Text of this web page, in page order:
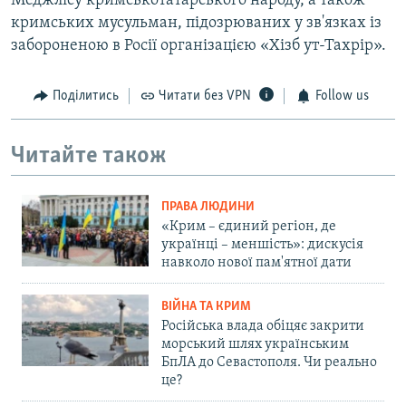
кримських мусульман, підозрюваних у зв'язках із
забороненою в Росії організацією «Хізб ут-Тахрір».
Поділитись Читати без VPN Follow us
Читайте також
ПРАВА ЛЮДИНИ
«Крим – єдиний регіон, де
українці – меншість»: дискусія
навколо нової пам'ятної дати
ВІЙНА ТА КРИМ
Російська влада обіцяє закрити
морський шлях українським
БпЛА до Севастополя. Чи реально
це?